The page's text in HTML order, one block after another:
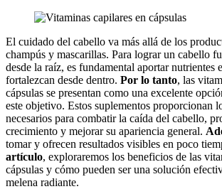
El cuidado del cabello va más allá de los
champús y mascarillas. Para lograr un cabello
desde la raíz, es fundamental aportar nutrientes
fortalezcan desde dentro. Por lo tanto, las
cápsulas se presentan como una excelente
este objetivo. Estos suplementos proporcionan
necesarios para combatir la caída del cabello,
crecimiento y mejorar su apariencia general.
tomar y ofrecen resultados visibles en poco
artículo, exploraremos los beneficios de las
cápsulas y cómo pueden ser una solución
melena radiante.